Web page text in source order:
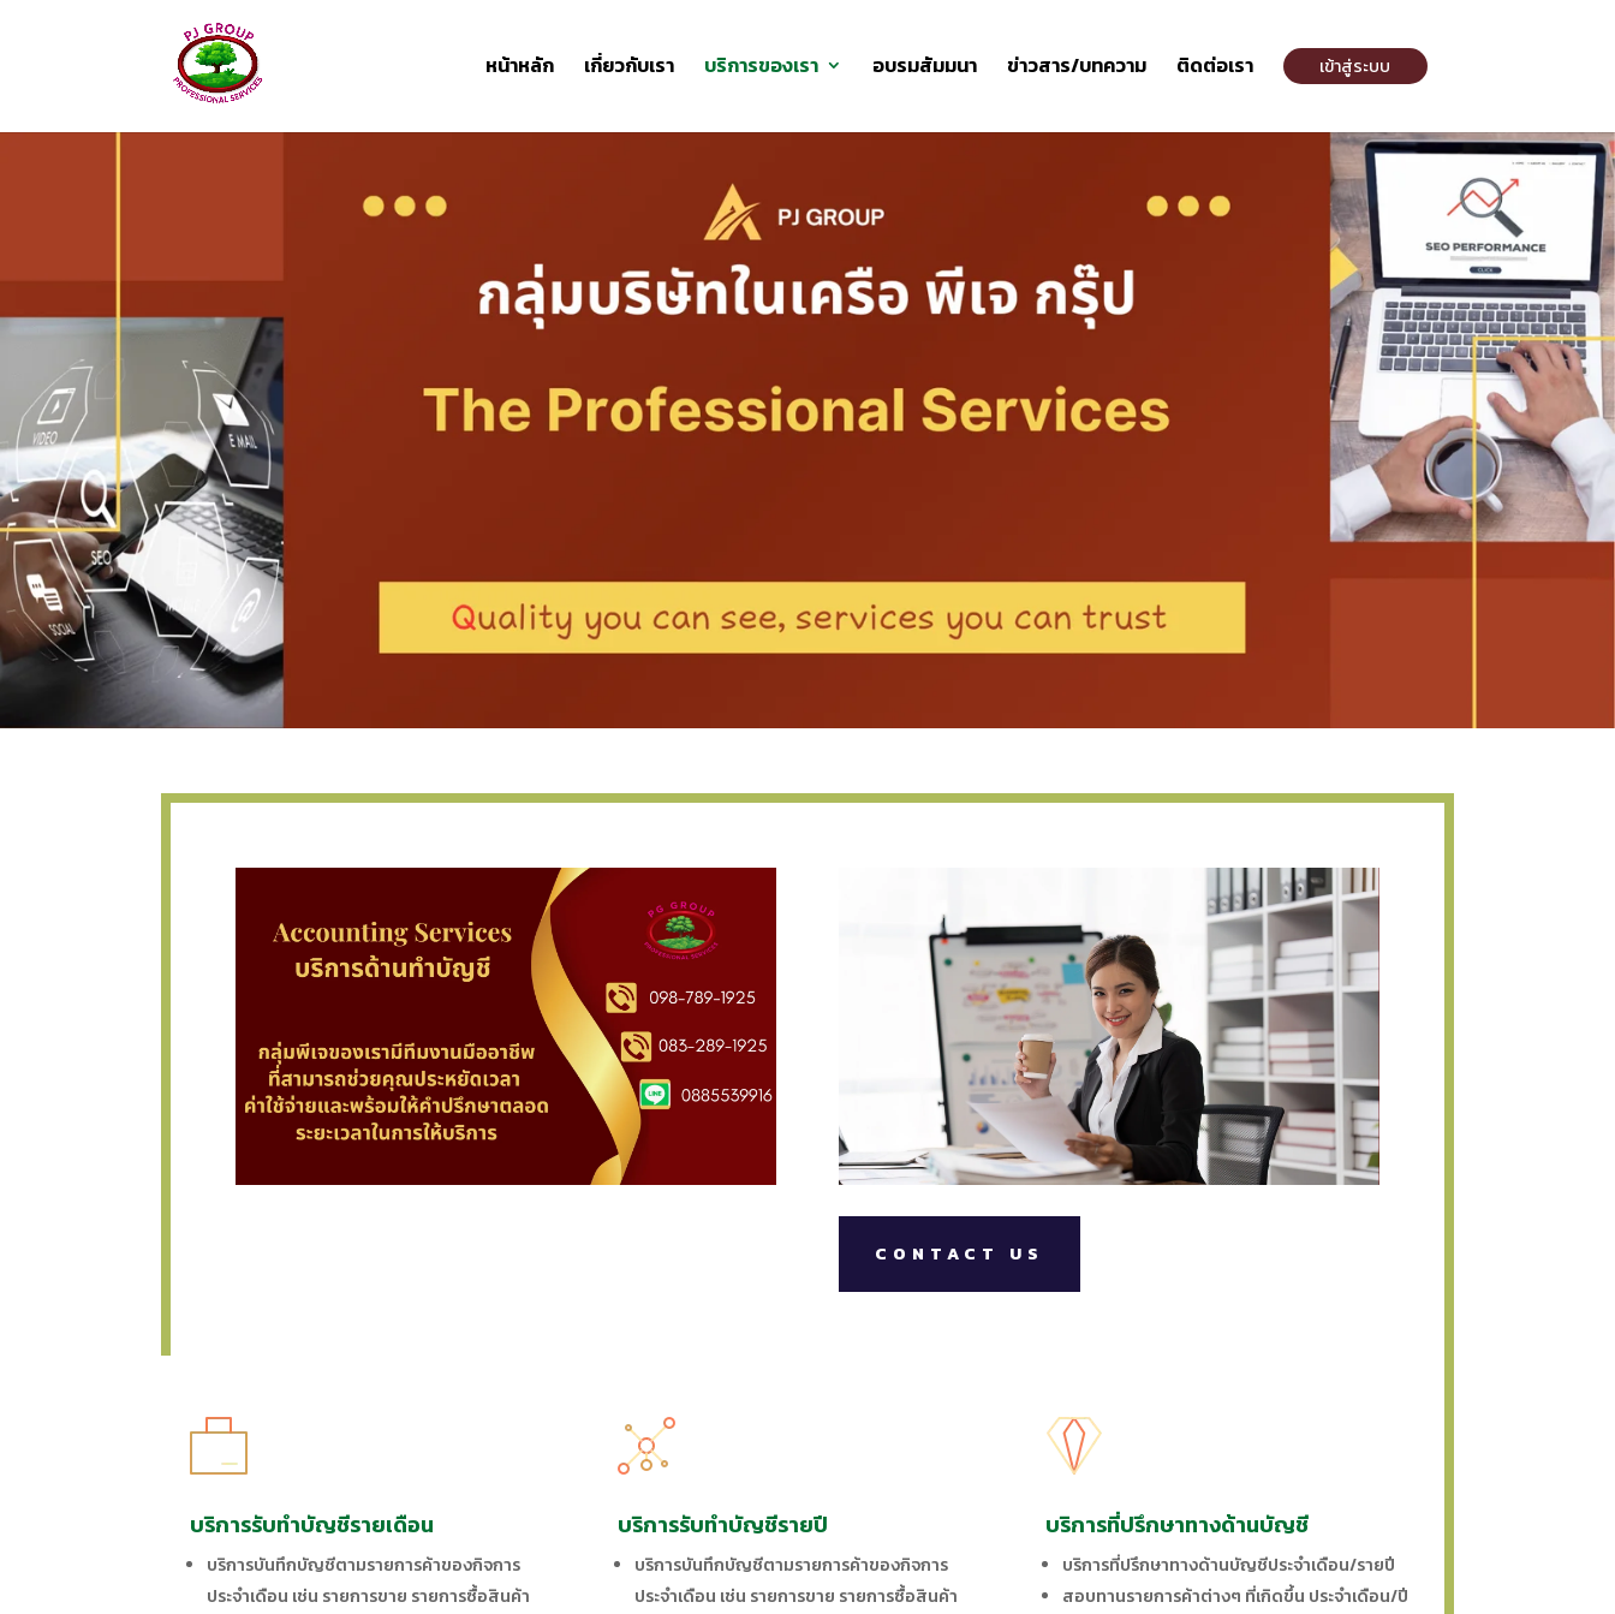
หน้าหลัก เกี่ยวกับเรา บริการของเรา อบรมสัมมนา ข่าวสาร/บทความ ติดต่อเรา เข้าสู่ระบบ
CONTACT US
บริการรับทำบัญชีรายเดือน
บริการบันทึกบัญชีตามรายการค้าของกิจการ
ประจำเดือน เช่น รายการขาย รายการซื้อสินค้า
บริการรับทำบัญชีรายปี
บริการบันทึกบัญชีตามรายการค้าของกิจการ
ประจำเดือน เช่น รายการขาย รายการซื้อสินค้า
บริการที่ปรึกษาทางด้านบัญชี
บริการที่ปรึกษาทางด้านบัญชีประจำเดือน/รายปี
สอบทานรายการค้าต่างๆ ที่เกิดขึ้น ประจำเดือน/ปี